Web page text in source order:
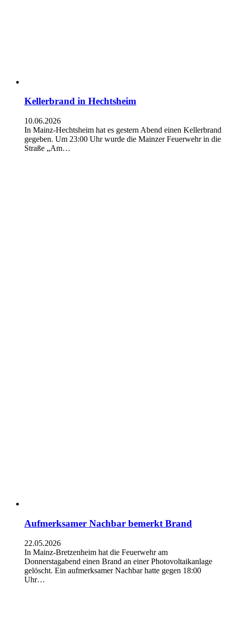
Kellerbrand in Hechtsheim
10.06.2026
In Mainz-Hechtsheim hat es gestern Abend einen Kellerbrand
gegeben. Um 23:00 Uhr wurde die Mainzer Feuerwehr in die
Straße „Am…
Aufmerksamer Nachbar bemerkt Brand
22.05.2026
In Mainz-Bretzenheim hat die Feuerwehr am
Donnerstagabend einen Brand an einer Photovoltaikanlage
gelöscht. Ein aufmerksamer Nachbar hatte gegen 18:00
Uhr…